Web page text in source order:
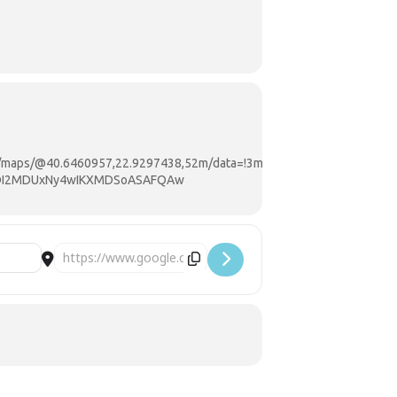
αλλά και δραστηριότητα ζωγραφικής
είναι δωρεάν και ανοιχτή για
@40.6460957,22.9297438,52m/data=!3m1!1e3?